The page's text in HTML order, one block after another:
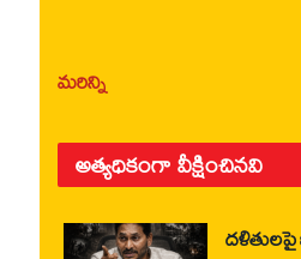
మరిన్ని
అత్యధికంగా వీక్షించినవి